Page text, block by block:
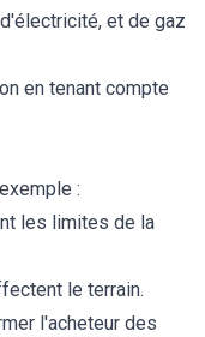
et de gaz
en tenant compte
:
les limites de la
le terrain.
l'acheteur des